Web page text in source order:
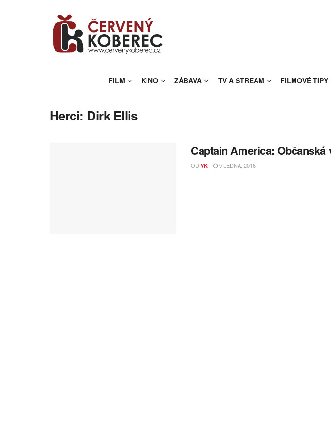
FILM KINO ZÁBAVA TV A STREAM FILMOVÉ TIPY
Herci: Dirk Ellis
Captain America: Občanská
OD VK 9 LEDNA, 2016